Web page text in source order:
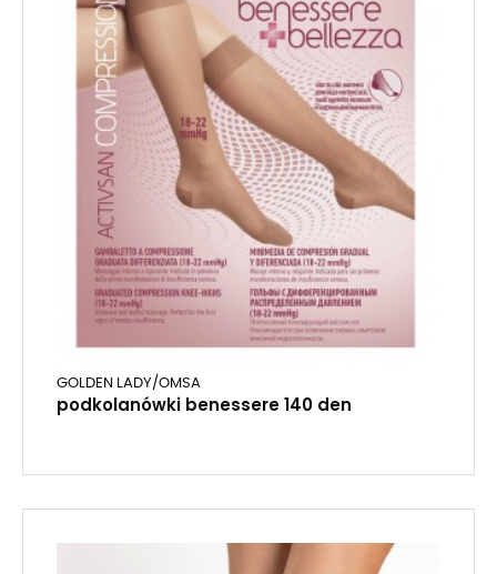
GOLDEN LADY/OMSA
podkolanówki benessere 140 den